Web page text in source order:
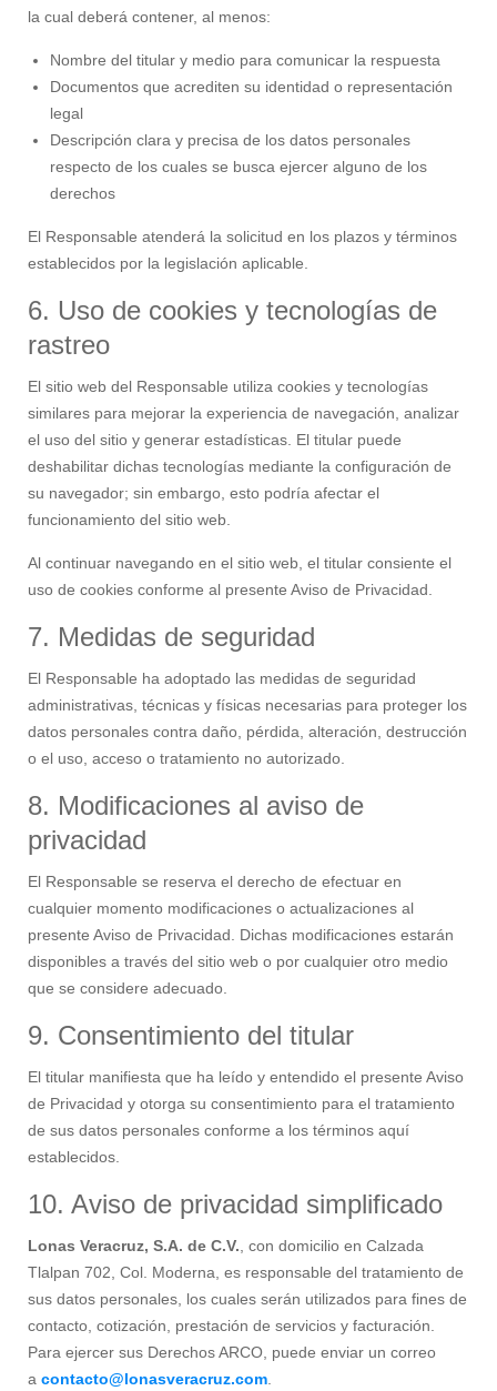
la cual deberá contener, al menos:
Nombre del titular y medio para comunicar la respuesta
Documentos que acrediten su identidad o representación
legal
Descripción clara y precisa de los datos personales
respecto de los cuales se busca ejercer alguno de los
derechos
El Responsable atenderá la solicitud en los plazos y términos
establecidos por la legislación aplicable.
6. Uso de cookies y tecnologías de
rastreo
El sitio web del Responsable utiliza cookies y tecnologías
similares para mejorar la experiencia de navegación, analizar
el uso del sitio y generar estadísticas. El titular puede
deshabilitar dichas tecnologías mediante la configuración de
su navegador; sin embargo, esto podría afectar el
funcionamiento del sitio web.
Al continuar navegando en el sitio web, el titular consiente el
uso de cookies conforme al presente Aviso de Privacidad.
7. Medidas de seguridad
El Responsable ha adoptado las medidas de seguridad
administrativas, técnicas y físicas necesarias para proteger los
datos personales contra daño, pérdida, alteración, destrucción
o el uso, acceso o tratamiento no autorizado.
8. Modificaciones al aviso de
privacidad
El Responsable se reserva el derecho de efectuar en
cualquier momento modificaciones o actualizaciones al
presente Aviso de Privacidad. Dichas modificaciones estarán
disponibles a través del sitio web o por cualquier otro medio
que se considere adecuado.
9. Consentimiento del titular
El titular manifiesta que ha leído y entendido el presente Aviso
de Privacidad y otorga su consentimiento para el tratamiento
de sus datos personales conforme a los términos aquí
establecidos.
10. Aviso de privacidad simplificado
Lonas Veracruz, S.A. de C.V. , con domicilio en Calzada
Tlalpan 702, Col. Moderna, es responsable del tratamiento de
sus datos personales, los cuales serán utilizados para fines de
contacto, cotización, prestación de servicios y facturación.
Para ejercer sus Derechos ARCO, puede enviar un correo
a contacto@lonasveracruz.com